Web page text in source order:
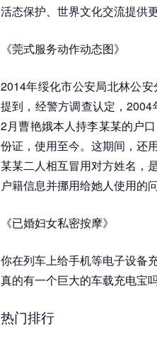
活态保护、世界文化交流提供
《莞式服务动作动态图》
2014年绥化市公安局北林公
提到，经警方调查认定，
2月曹艳娥本人持李某某的户
份证，使用至今。这期间，还
某某二人相互冒用对方姓名，
户籍信息并挪用给她人使用的问
《已婚妇女私密按摩》
你在列车上给手机等电子设备
真的有一个巨大的车载充电宝
热门排行